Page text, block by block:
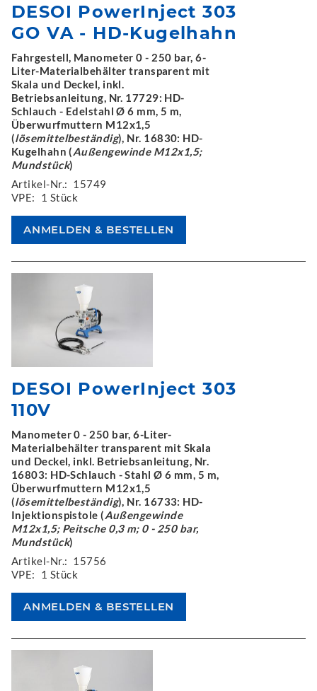
DESOI PowerInject 303
GO VA - HD-Kugelhahn
Fahrgestell, Manometer 0 - 250 bar, 6-
Liter-Materialbehälter transparent mit
Skala und Deckel, inkl.
Betriebsanleitung, Nr. 17729: HD-
Schlauch - Edelstahl Ø 6 mm, 5 m,
Überwurfmuttern M12x1,5
(lösemittelbeständig), Nr. 16830: HD-
Kugelhahn (Außengewinde M12x1,5;
Mundstück)
Artikel-Nr.: 15749
VPE:
1 Stück
DESOI PowerInject 303
110V
Manometer 0 - 250 bar, 6-Liter-
Materialbehälter transparent mit Skala
und Deckel, inkl. Betriebsanleitung, Nr.
16803: HD-Schlauch - Stahl Ø 6 mm, 5 m,
Überwurfmuttern M12x1,5
(lösemittelbeständig), Nr. 16733: HD-
Injektionspistole (Außengewinde
M12x1,5; Peitsche 0,3 m; 0 - 250 bar,
Mundstück)
Artikel-Nr.: 15756
VPE:
1 Stück